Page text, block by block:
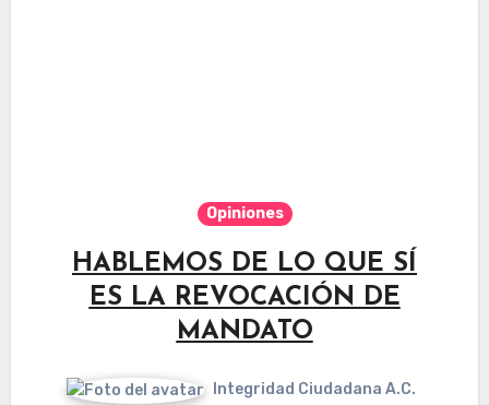
Opiniones
HABLEMOS DE LO QUE SÍ
ES LA REVOCACIÓN DE
MANDATO
Integridad Ciudadana A.C.